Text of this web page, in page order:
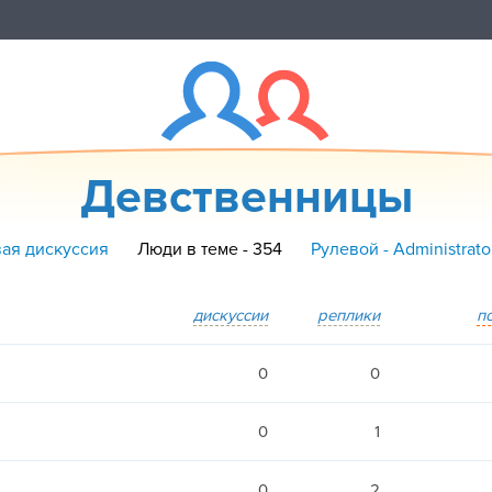
Девственницы
дискуссия Люди в теме - 354 Рулевой -
дискуссии реплики
0 0
0 1